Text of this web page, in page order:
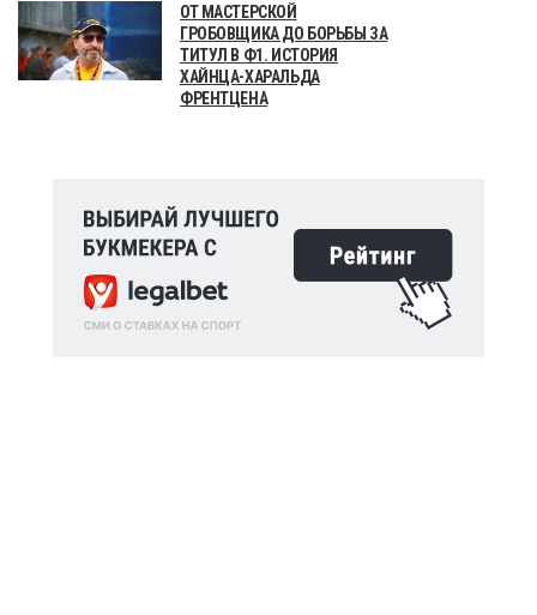
ОТ МАСТЕРСКОЙ
ГРОБОВЩИКА ДО БОРЬБЫ ЗА
ТИТУЛ В Ф1. ИСТОРИЯ
ХАЙНЦА-ХАРАЛЬДА
ФРЕНТЦЕНА